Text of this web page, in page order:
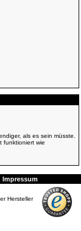
als es sein müsste.
funktioniert wie
Impressum
Hersteller